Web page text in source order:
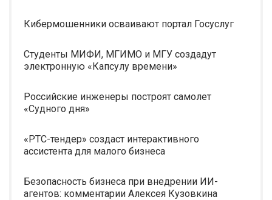
Кибермошенники осваивают портал Госуслуг
Студенты МИФИ, МГИМО и МГУ создадут
электронную «Капсулу времени»
Российские инженеры построят самолет
«Судного дня»
«РТС-тендер» создаст интерактивного
ассистента для малого бизнеса
Безопасность бизнеса при внедрении ИИ-
агентов: комментарии Алексея Кузовкина